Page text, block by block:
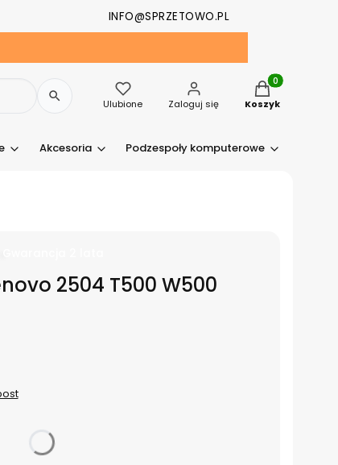
INFO@SPRZETOWO.PL
Ulubione Zaloguj się
Produkty w
Koszyk
Akcesoria Podzespoły komputerowe
2504 T500 W500